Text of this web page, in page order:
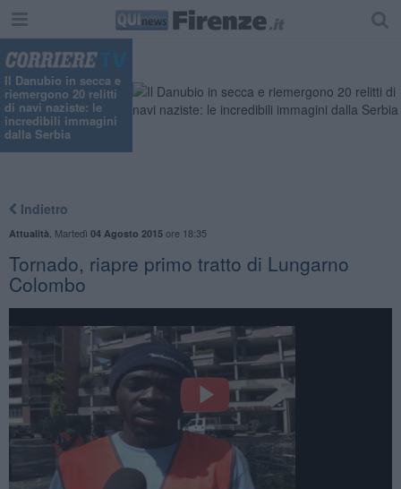
Il Danubio in secca e
riemergono 20 relitti
di navi naziste: le
incredibili immagini
dalla Serbia
Indietro
Attualità Martedì 04 Agosto 2015ore 18:35
Tornado, riapre primo tratto di Lungarno
Colombo